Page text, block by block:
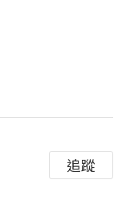
追蹤